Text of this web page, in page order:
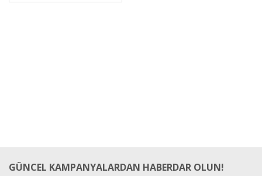
GÜNCEL KAMPANYALARDAN HABERDAR OLUN!